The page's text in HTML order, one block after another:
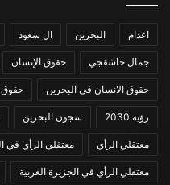
اعدام البحرين ال سعود
جمال خاشقجي حقوق الإنسان
حقوق الانسان في البحرين حقوق
رؤية 2030 سجون البحرين
معتقلي الرأي معتقلي الرأي في
معتقلي الرأي في الجزيرة العربية